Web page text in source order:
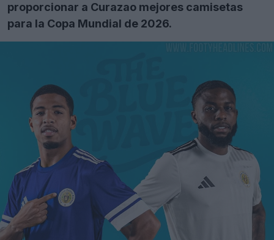
proporcionar a Curazao mejores camisetas
para la Copa Mundial de 2026.